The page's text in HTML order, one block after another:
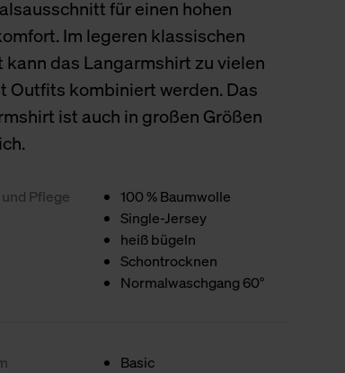
für einen hohen
Im legeren klassischen
kann das Langarmshirt zu vielen
Outfits kombiniert werden. Das
ist auch in großen Größen
Pflege
100 % Baumwolle
Single-Jersey
heiß bügeln
Schontrocknen
Normalwaschgang 60°
Basic